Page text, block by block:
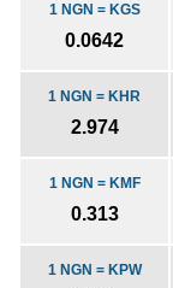
1 NGN = KGS
0.0642
1 NGN = KHR
2.974
1 NGN = KMF
0.313
1 NGN = KPW